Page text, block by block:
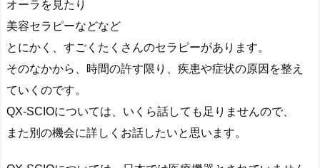
オーラを見たり
美容セラピーなどなど
とにかく、すごくたくさんのセラピーがあります。
そのなかから、時間の許す限り、疾患や症状の原因を整え
ていくのです。
QX-SCIOについては、いくら話しても足りませんので、
また別の機会に詳しくお話したいと思います。